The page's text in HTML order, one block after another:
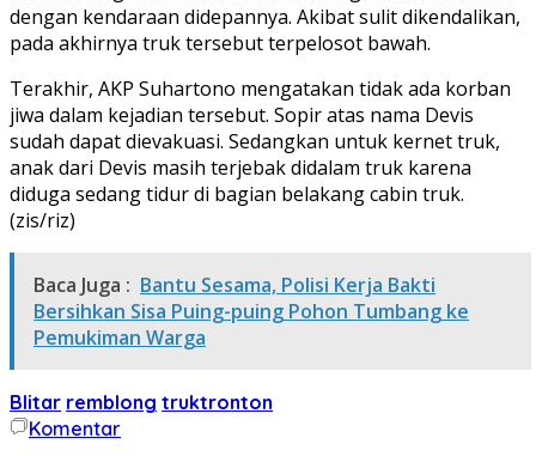
dengan kendaraan didepannya. Akibat sulit dikendalikan,
pada akhirnya truk tersebut terpelosot bawah.
Terakhir, AKP Suhartono mengatakan tidak ada korban
jiwa dalam kejadian tersebut. Sopir atas nama Devis
sudah dapat dievakuasi. Sedangkan untuk kernet truk,
anak dari Devis masih terjebak didalam truk karena
diduga sedang tidur di bagian belakang cabin truk.
(zis/riz)
Baca Juga : Bantu Sesama, Polisi Kerja Bakti
Bersihkan Sisa Puing-puing Pohon Tumbang ke
Pemukiman Warga
Blitar remblong truktronton
Komentar